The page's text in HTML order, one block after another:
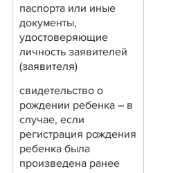
паспорта или иные
документы,
удостоверяющие
личность заявителей
(заявителя)
свидетельство о
рождении ребенка – в
случае, если
регистрация рождения
ребенка была
произведена ранее